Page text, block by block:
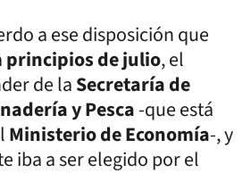
a ese disposición que
principios de julio, el
de laSecretaría de
y Pesca-que está
Ministerio de Economía-, y
iba a ser elegido por el